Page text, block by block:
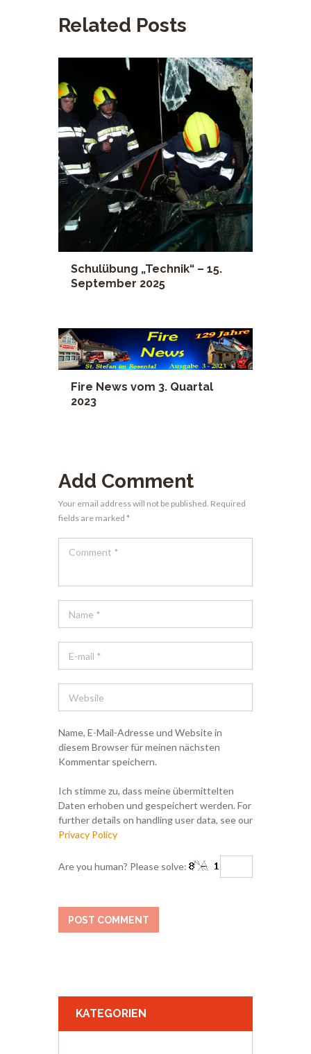
Related Posts
Schulübung „Technik“ – 15.
September 2025
Fire News vom 3. Quartal
2023
Add Comment
Your email address will not be published. Required
fields are marked *
Name, E-Mail-Adresse und Website in
diesem Browser für meinen nächsten
Kommentar speichern.
Ich stimme zu, dass meine übermittelten
Daten erhoben und gespeichert werden. For
further details on handling user data, see our
Privacy Policy
Are you human? Please solve:
KATEGORIEN